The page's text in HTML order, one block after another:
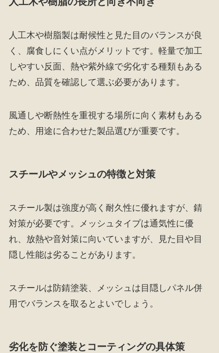
人工木や樹脂製は耐候性と見た目のバランスが良
く、腐食しにくい点がメリットです。軽量で加工
しやすい反面、熱や紫外線で劣化する種類もある
ため、品質を確認して選ぶ必要があります。
風通しや断熱性を重視する場所に向く素材もある
ため、用途に合わせた製品選びが重要です。
スチールやメッシュの特徴と対策
スチール製は強度が高く耐久性に優れますが、錆
対策が必要です。メッシュタイプは通気性に優
れ、放熱や音対策に向いていますが、見た目や目
隠し性能は劣ることがあります。
スチールは防錆塗装、メッシュは目隠しパネル併
用でバランスを取るとよいでしょう。
劣化を防ぐ塗装とコーティングの具体策